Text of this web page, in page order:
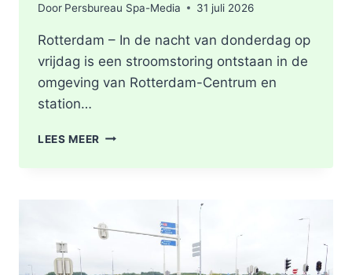
Door Persbureau Spa-Media 31 juli 2026
Rotterdam – In de nacht van donderdag op
vrijdag is een stroomstoring ontstaan in de
omgeving van Rotterdam-Centrum en
station…
LEES MEER STROOMSTORING